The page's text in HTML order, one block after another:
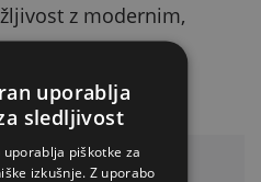
z modernim,
PREDNOSTI
uporablja
sledljivost
piškotke za
izkušnje. Z uporabo